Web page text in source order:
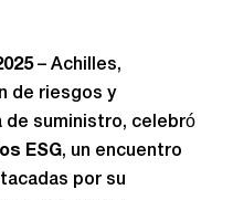
– Achilles,
de riesgos y
de suministro, celebró
ESG, un encuentro
por su